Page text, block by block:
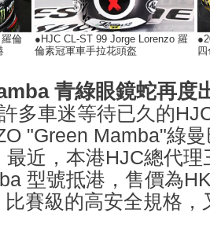
倫
●HJC CL-ST 99 Jorge Lorenzo 羅
倫素冠軍車手拉花頭盔
青綠眼鏡蛇再度
多車迷等待已久的
"Green Mamba"綠
最近，本港HJC總代理
型號抵港，售價為
賽級的高安全規格，